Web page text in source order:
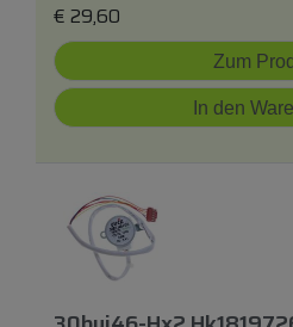
€ 29,60
Zum
In den